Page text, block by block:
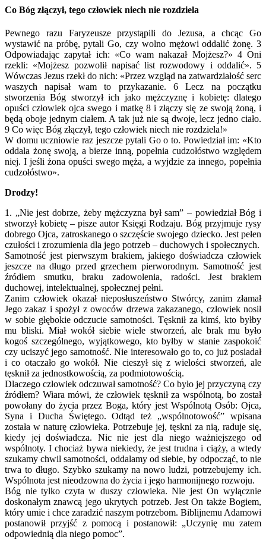
Co Bóg złączył, tego człowiek niech nie rozdziela
Pewnego razu Faryzeusze przystąpili do Jezusa, a chcąc Go
wystawić na próbę, pytali Go, czy wolno mężowi oddalić żonę. 3
Odpowiadając zapytał ich: «Co wam nakazał Mojżesz?» 4 Oni
rzekli: «Mojżesz pozwolił napisać list rozwodowy i oddalić». 5
Wówczas Jezus rzekł do nich: «Przez wzgląd na zatwardziałość serc
waszych napisał wam to przykazanie. 6 Lecz na początku
stworzenia Bóg stworzył ich jako mężczyznę i kobietę: dlatego
opuści człowiek ojca swego i matkę 8 i złączy się ze swoją żoną, i
będą oboje jednym ciałem. A tak już nie są dwoje, lecz jedno ciało.
9 Co więc Bóg złączył, tego człowiek niech nie rozdziela!»
W domu uczniowie raz jeszcze pytali Go o to. Powiedział im: «Kto
oddala żonę swoją, a bierze inną, popełnia cudzołóstwo względem
niej. I jeśli żona opuści swego męża, a wyjdzie za innego, popełnia
cudzołóstwo».
Drodzy!
1. „Nie jest dobrze, żeby mężczyzna był sam” – powiedział Bóg i
stworzył kobietę – pisze autor Księgi Rodzaju. Bóg przyjmuje rysy
dobrego Ojca, zatroskanego o szczęście swojego dziecko. Jest pełen
czułości i zrozumienia dla jego potrzeb – duchowych i społecznych.
Samotność jest pierwszym brakiem, jakiego doświadcza człowiek
jeszcze na długo przed grzechem pierworodnym. Samotność jest
źródłem smutku, braku zadowolenia, radości. Jest brakiem
duchowej, intelektualnej, społecznej pełni.
Zanim człowiek okazał nieposłuszeństwo Stwórcy, zanim złamał
Jego zakaz i spożył z owoców drzewa zakazanego, człowiek nosił
w sobie głębokie odczucie samotności. Tęsknił za kimś, kto byłby
mu bliski. Miał wokół siebie wiele stworzeń, ale brak mu było
kogoś szczególnego, wyjątkowego, kto byłby w stanie zaspokoić
czy uciszyć jego samotność. Nie interesowało go to, co już posiadał
i co otaczało go wokół. Nie cieszył się z wielości stworzeń, ale
tęsknił za jednostkowością, za podmiotowością.
Dlaczego człowiek odczuwał samotność? Co było jej przyczyną czy
źródłem? Wiara mówi, że człowiek tęsknił za wspólnotą, bo został
powołany do życia przez Boga, który jest Wspólnotą Osób: Ojca,
Syna i Ducha Świętego. Odtąd też „wspólnotowość” wpisana
została w naturę człowieka. Potrzebuje jej, tęskni za nią, raduje się,
kiedy jej doświadcza. Nic nie jest dla niego ważniejszego od
wspólnoty. I chociaż bywa niekiedy, że jest trudna i ciąży, a wtedy
szukamy chwil samotności, oddalamy od siebie, by odpocząć, to nie
trwa to długo. Szybko szukamy na nowo ludzi, potrzebujemy ich.
Wspólnota jest nieodzowna do życia i jego harmonijnego rozwoju.
Bóg nie tylko czyta w duszy człowieka. Nie jest On wyłącznie
doskonałym znawcą jego ukrytych potrzeb. Jest On także Bogiem,
który umie i chce zaradzić naszym potrzebom. Biblijnemu Adamowi
postanowił przyjść z pomocą i postanowił: „Uczynię mu zatem
odpowiednią dla niego pomoc”.